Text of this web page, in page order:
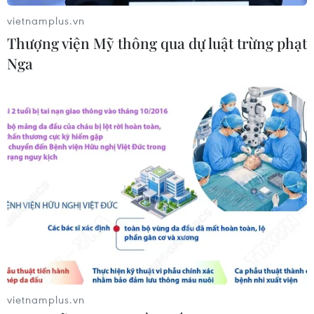
CƠ QUAN CHỦ QUẢN: THÔNG TẤN XÃ VIỆT NAM
Tổng Biên tập: TRẦN TIẾN DUẨN
Sở hữu trí tuệ
Quy định sử dụng
RSS
Hỗ trợ
TTXVN
Dịch vụ tin
Quảng cáo
Giấy phép số: 1374/GP-BTTTT do Bộ Thông tin và Truyền thông
vietnamplus.vn
Thượng viện Mỹ thông qua dự luật trừng phạt
Nga
vietnamplus.vn